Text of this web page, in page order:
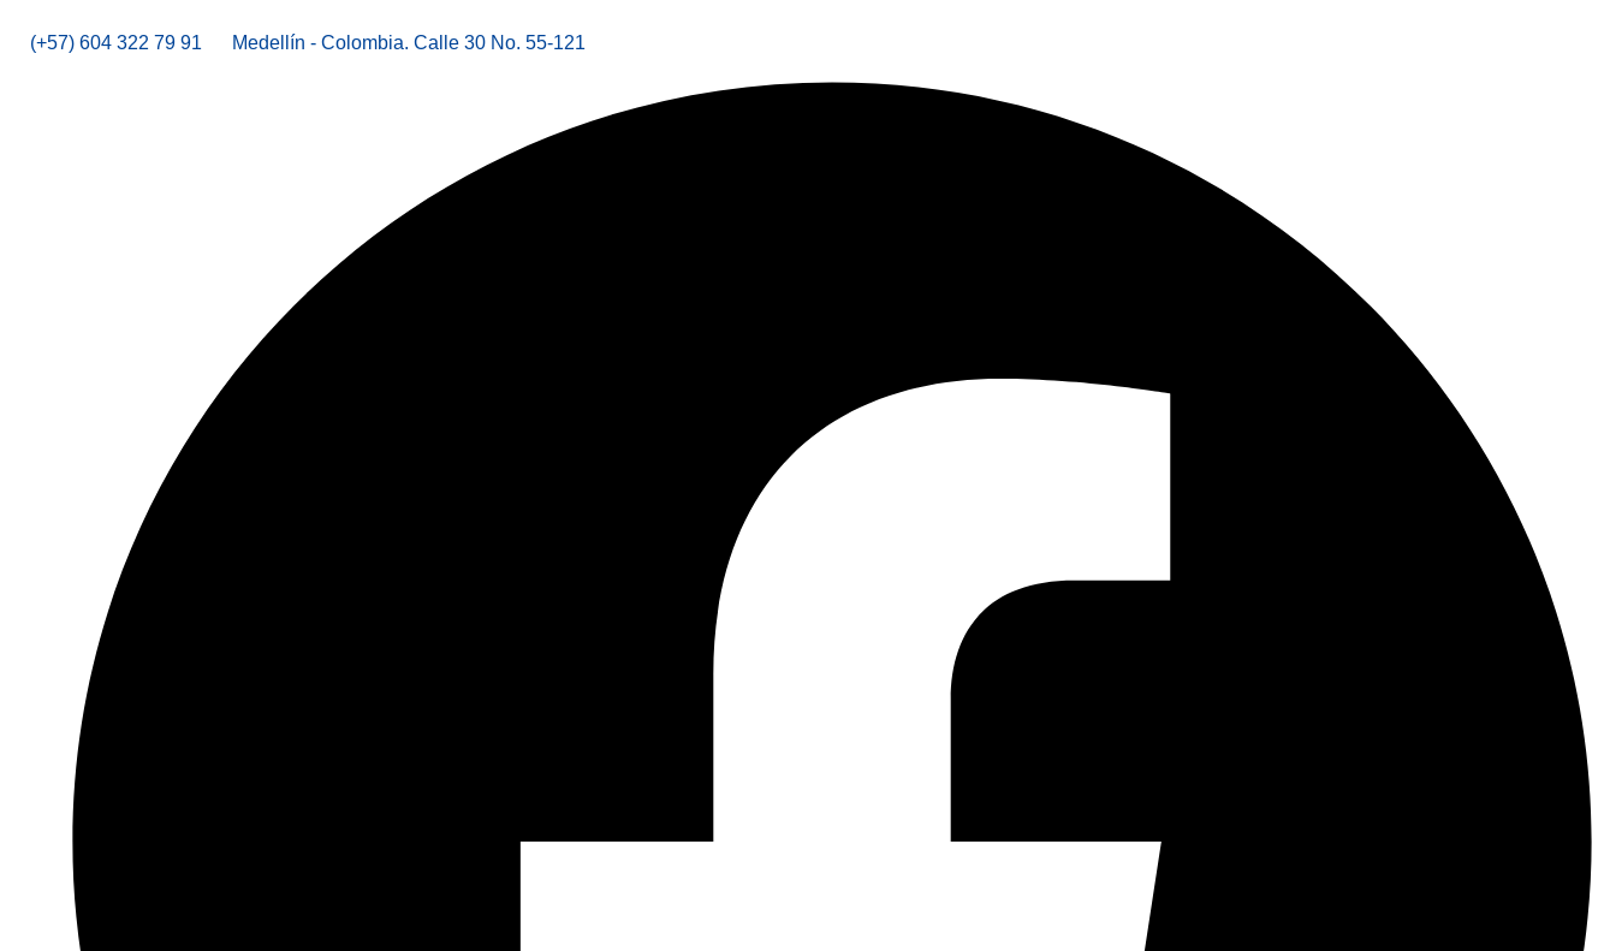
(+57) 604 322 79 91 Medellín - Colombia. Calle 30 No. 55-121